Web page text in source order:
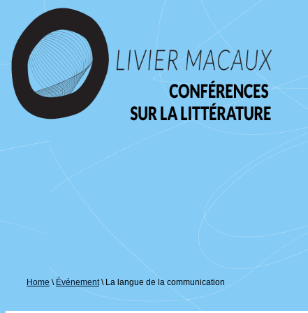
passer
au
contenu
principal
Home \ Événement \ La langue de la communication